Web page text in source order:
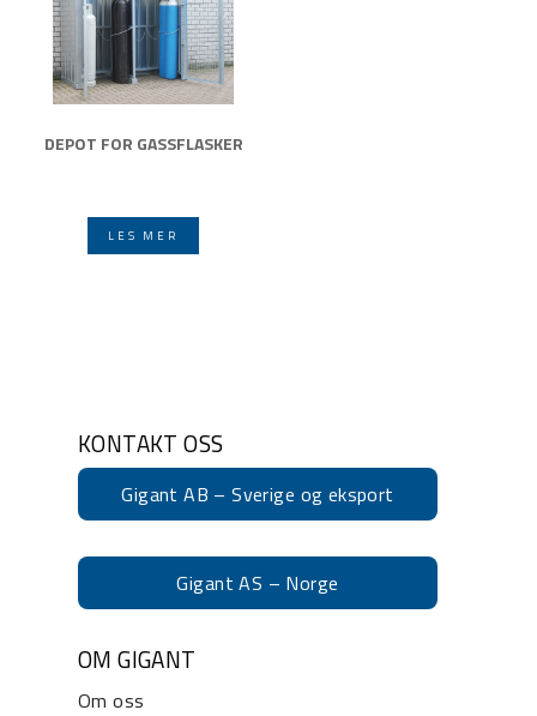
DEPOT FOR GASSFLASKER
LES MER
KONTAKT OSS
Gigant AB – Sverige og eksport
Gigant AS – Norge
OM GIGANT
Om oss